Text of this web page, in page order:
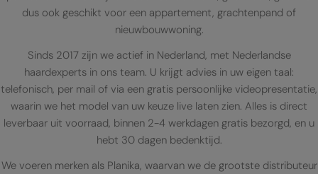
dus ook geschikt voor een appartement, grachtenpand of
nieuwbouwwoning.
Sinds 2017 zijn we actief in Nederland, met Nederlandse
haardexperts in ons team. U krijgt advies in uw eigen taal:
telefonisch, per mail of via een gratis persoonlijke videopresentatie,
waarin we het model van uw keuze live laten zien. Alles is direct
leverbaar uit voorraad, binnen 2-4 werkdagen gratis bezorgd, en u
hebt 30 dagen bedenktijd.
We voeren merken als Planika, waarvan we de grootste distributeur